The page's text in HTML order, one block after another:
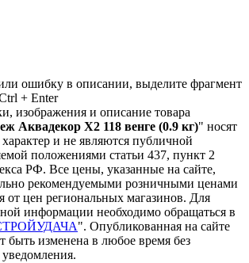
ошибку в описании, выделите фрагмент
+ Enter
изображения и описание товара
Аквадекор Х2 118 венге (0.9 кг)" носят
и не являются публичной
положениями статьи 437, пункт 2
РФ. Все цены, указанные на сайте,
рекомендуемыми розничными ценами
от цен региональных магазинов. Для
информации необходимо обращаться в
". Опубликованная на сайте
изменена в любое время без